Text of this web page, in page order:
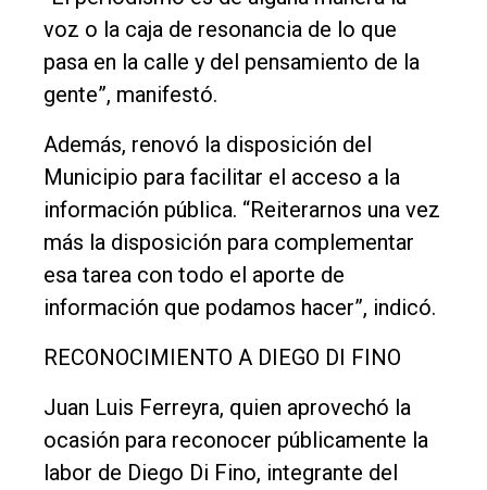
voz o la caja de resonancia de lo que
pasa en la calle y del pensamiento de la
gente”, manifestó.
Además, renovó la disposición del
Municipio para facilitar el acceso a la
información pública. “Reiterarnos una vez
más la disposición para complementar
esa tarea con todo el aporte de
información que podamos hacer”, indicó.
RECONOCIMIENTO A DIEGO DI FINO
Juan Luis Ferreyra, quien aprovechó la
ocasión para reconocer públicamente la
labor de Diego Di Fino, integrante del